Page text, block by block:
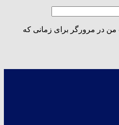
من در مرورگر برای زمانی که